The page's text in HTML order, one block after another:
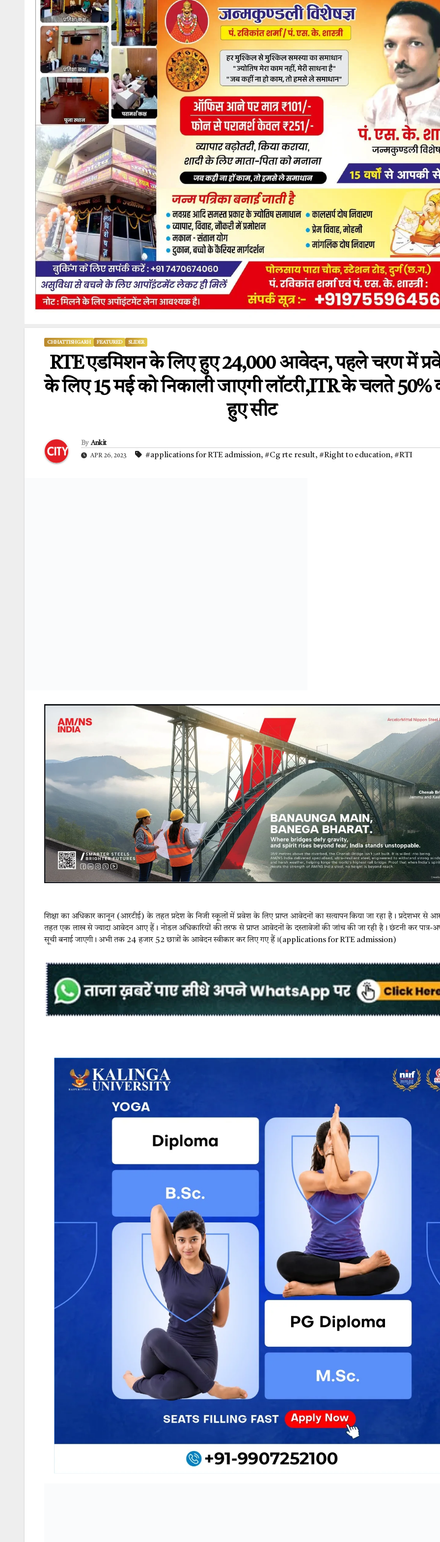
CHHATTISHGARH FEATURED SLIDER
RTE एडमिशन के लिए हुए 24,000 आवेदन, पहले चरण में
के लिए 15 मई को निकाली जाएगी लॉटरी,ITR के चलते 50%
हुए सीट
By Ankit
APR 26, 2023 #applications for RTE admission, #Cg rte result, #Right to education, #RTI
शिक्षा का अधिकार कानून (आरटीई) के तहत प्रदेश के निजी स्कूलों में प्रवेश के लिए प्राप्त आवेदनों का सत्यापन किया जा रहा है। प्रदेशभर से
तहत एक लाख से ज्यादा आवेदन आए हैं। नोडल अधिकारियों की तरफ से प्राप्त आवेदनों के दस्तावेजों की जांच की जा रही है। छंटनी कर पात्र-
सूची बनाई जाएगी। अभी तक 24 हजार 52 छात्रों के आवेदन स्वीकार कर लिए गए हैं।(applications for RTE admission)